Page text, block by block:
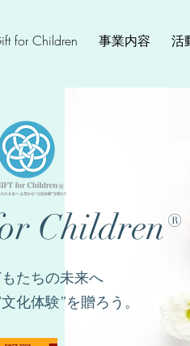
for Children 事業内容 活
Children®
たちの未来へ
化体験”を贈ろう。